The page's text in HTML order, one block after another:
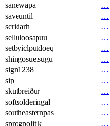
sanewapa
…
saveuntil
…
scridarh
…
selluloosapuu
…
setbyiclputdoeq
…
shingosuetsugu
…
sign1238
…
sip
…
skutbreiður
…
softsolderingal
…
southeasternpas
…
sprogpolitik
…